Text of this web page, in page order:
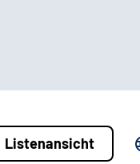
Listenansicht